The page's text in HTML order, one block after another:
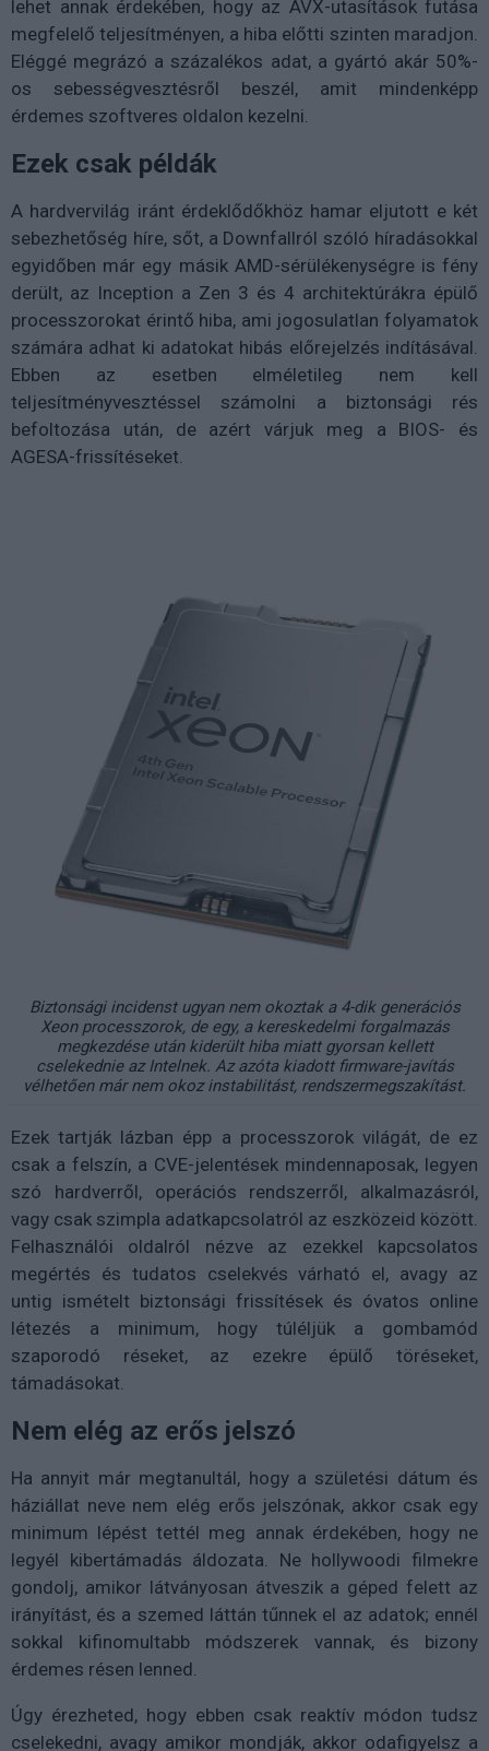
lehet annak érdekében, hogy az AVX-utasítások futása
megfelelő teljesítményen, a hiba előtti szinten maradjon.
Eléggé megrázó a százalékos adat, a gyártó akár 50%-
os sebességvesztésről beszél, amit mindenképp
érdemes szoftveres oldalon kezelni.
Ezek csak példák
A hardvervilág iránt érdeklődőkhöz hamar eljutott e két
sebezhetőség híre, sőt, a Downfallról szóló híradásokkal
egyidőben már egy másik AMD-sérülékenységre is fény
derült, az Inception a Zen 3 és 4 architektúrákra épülő
processzorokat érintő hiba, ami jogosulatlan folyamatok
számára adhat ki adatokat hibás előrejelzés indításával.
Ebben az esetben elméletileg nem kell
teljesítményvesztéssel számolni a biztonsági rés
befoltozása után, de azért várjuk meg a BIOS- és
AGESA-frissítéseket.
Biztonsági incidenst ugyan nem okoztak a 4-dik generációs
Xeon processzorok, de egy, a kereskedelmi forgalmazás
megkezdése után kiderült hiba miatt gyorsan kellett
cselekednie az Intelnek. Az azóta kiadott firmware-javítás
vélhetően már nem okoz instabilitást, rendszermegszakítást.
Ezek tartják lázban épp a processzorok világát, de ez
csak a felszín, a CVE-jelentések mindennaposak, legyen
szó hardverről, operációs rendszerről, alkalmazásról,
vagy csak szimpla adatkapcsolatról az eszközeid között.
Felhasználói oldalról nézve az ezekkel kapcsolatos
megértés és tudatos cselekvés várható el, avagy az
untig ismételt biztonsági frissítések és óvatos online
létezés a minimum, hogy túléljük a gombamód
szaporodó réseket, az ezekre épülő töréseket,
támadásokat.
Nem elég az erős jelszó
Ha annyit már megtanultál, hogy a születési dátum és
háziállat neve nem elég erős jelszónak, akkor csak egy
minimum lépést tettél meg annak érdekében, hogy ne
legyél kibertámadás áldozata. Ne hollywoodi filmekre
gondolj, amikor látványosan átveszik a géped felett az
irányítást, és a szemed láttán tűnnek el az adatok; ennél
sokkal kifinomultabb módszerek vannak, és bizony
érdemes résen lenned.
Úgy érezheted, hogy ebben csak reaktív módon tudsz
cselekedni, avagy amikor mondják, akkor odafigyelsz a